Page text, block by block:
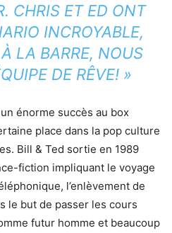
CHRIS ET ED ONT
INCROYABLE,
LA BARRE, NOUS
DE RÊVE! »
énorme succès au box
place dans la pop culture
Bill & Ted sortie en 1989
fiction impliquant le voyage
l’enlèvement de
le but de passer les cours
futur homme et beaucoup